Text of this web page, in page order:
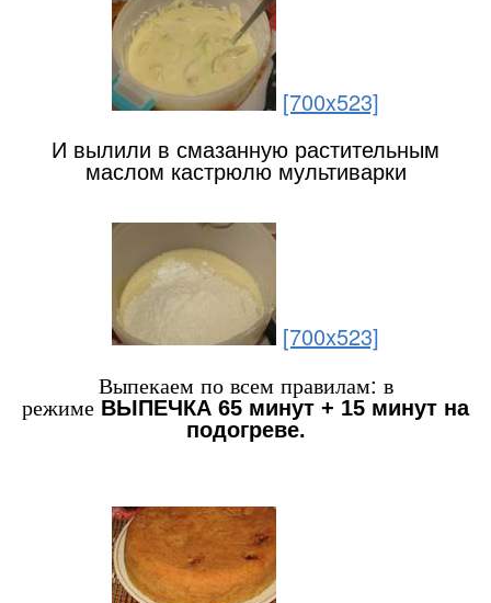
[700x523]
И вылили в смазанную растительным
маслом кастрюлю мультиварки
[700x523]
Выпекаем по всем правилам: в
режиме ВЫПЕЧКА 65 минут + 15 минут на
подогреве.